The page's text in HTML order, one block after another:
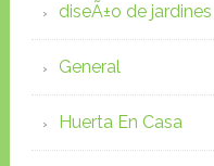
diseÃ±o de jardines
General
Huerta En Casa